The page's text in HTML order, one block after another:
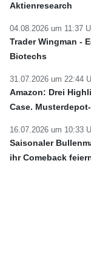
Aktienresearch
04.08.2026 um 11:37
Trader Wingman -
Biotechs
31.07.2026 um 22:44
Amazon: Drei
Case.
16.07.2026 um 10:33
Saisonaler
ihr Comeback